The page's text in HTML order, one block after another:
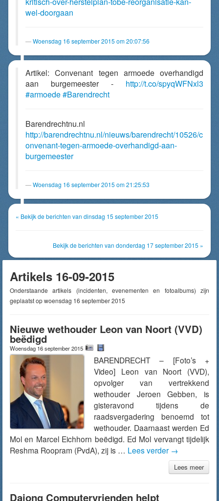
wel-doorgaan
Woensdag 16 september 2015 om 20:07:56
Artikel: Convenant tegen armoede overhandigd
aan burgemeester - http://t.co/spyqWFNxl3
#armoede#Barendrecht
Barendrechtnu.nl
http://barendrechtnu.nl/nieuws/barendrecht/10526/c
onvenant-tegen-armoede-overhandigd-aan-
burgemeester
Woensdag 16 september 2015 om 21:25:53
« Bekijk de berichten van dinsdag 15 september 2015
Bekijk de berichten van donderdag 17 september 2015 »
Artikels 16-09-2015
Onderstaande artikels (incidenten, evenementen en fotoalbums) zijn
geplaatst op woensdag 16 september 2015
Nieuwe wethouder Leon van Noort (VVD)
beëdigd
Woensdag 16 september 2015
BARENDRECHT – [Foto’s +
Video] Leon van Noort (VVD),
opvolger van vertrekkend
wethouder Jeroen Gebben, is
gisteravond tijdens de
raadsvergadering benoemd tot
wethouder. Daarnaast werden Ed
Mol en Marcel Eichhorn beëdigd. Ed Mol vervangt tijdelijk
Reshma Roopram (PvdA), zij is … Lees verder →
Lees meer
Dajong Computervrienden helpt